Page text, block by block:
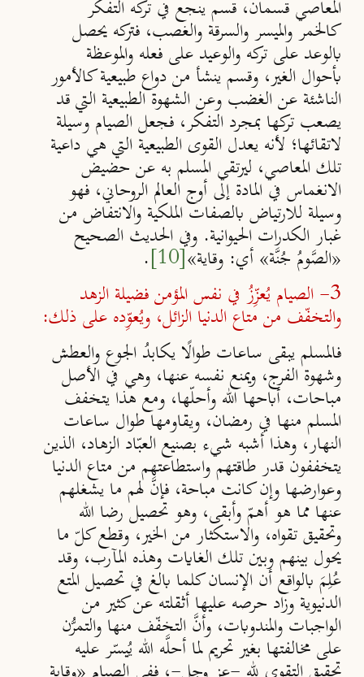
المعاصي قسمان، قسم ينجع في تركه التفكر
كالخمر والميسر والسرقة والغصب، فتركه يحصل
بالوعد على تركه والوعيد على فعله والموعظة
بأحوال الغير، وقسم ينشأ من دواع طبيعية كالأمور
الناشئة عن الغضب وعن الشهوة الطبيعية التي قد
يصعب تركها بمجرد التفكر، فجعل الصيام وسيلة
لاتقائها؛ لأنه يعدل القوى الطبيعية التي هي داعية
تلك المعاصي، ليرتقي المسلم به عن حضيض
الانغماس في المادة إلى أوج العالم الروحاني، فهو
وسيلة للارتياض بالصفات الملكية والانتفاض من
غبار الكدرات الحيوانية. وفي الحديث الصحيح
«الصَّومُ جُنَّة» أي: وقاية»[10]
.
3- الصيام يُعزِّزُ في نفس المؤمن فضيلة الزهد
والتخفّف من متاع الدنيا الزائل، ويُعوِّده على ذلك:
فالمسلم يبقى ساعات طوالًا يكابدُ الجوع والعطش
وشهوة الفرج، ويمنع نفسه عنها، وهي في الأصل
مباحات، أباحها الله وأحلّها، ومع هذا يتخفف
المسلم منها في رمضان، ويقاومها طوال ساعات
النهار، وهذا أشبه شيء بصنيع العبّاد الزهاد، الذين
يتخففون قدر طاقتهم واستطاعتهم من متاع الدنيا
وعوارضها وإن كانت مباحة، فإنَّ لهم ما يشغلهم
عنها مما هو أهمّ وأبقى، وهو تحصيل رضا الله
وتحقيق تقواه، والاستكثار من الخير، وقطع كلّ ما
يحول بينهم وبين تلك الغايات وهذه المآرب، وقد
عُلِمَ بالواقع أن الإنسان كلما بالغ في تحصيل المتع
الدنيوية وزاد حرصه عليها أثقلته عن كثير من
الواجبات والمندوبات، وأنَّ التخفّف منها والتمرُّن
على مخالفتها بغير تحريم لما أحلَّه الله يُيسّر عليه